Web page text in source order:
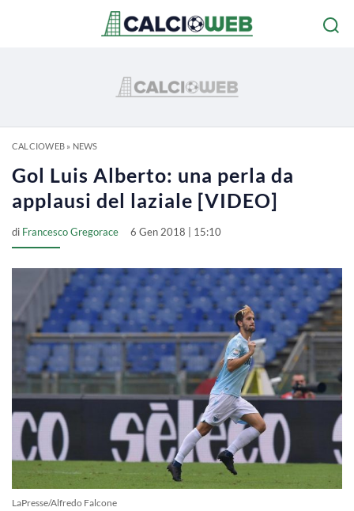
CALCIOWEB» NEWS
Gol Luis Alberto: una perla da
applausi del laziale [VIDEO]
di Francesco Gregorace 6 Gen 2018 | 15:10
LaPresse/Alfredo Falcone